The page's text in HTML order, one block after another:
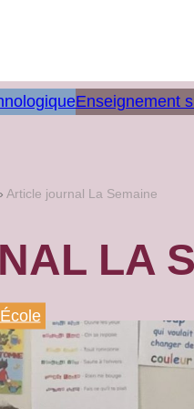
Enseignement
Article journal La Semaine
LA
École